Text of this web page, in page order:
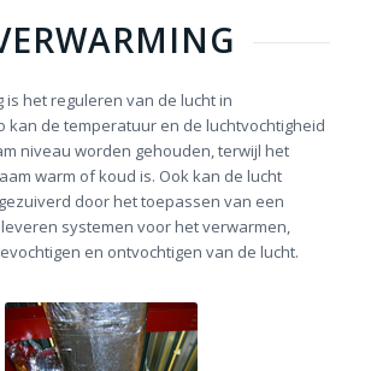
is het reguleren van de lucht in
kan de temperatuur en de luchtvochtigheid
niveau worden gehouden, terwijl het
warm of koud is. Ook kan de lucht
door het toepassen van een
systemen voor het verwarmen,
en ontvochtigen van de lucht.